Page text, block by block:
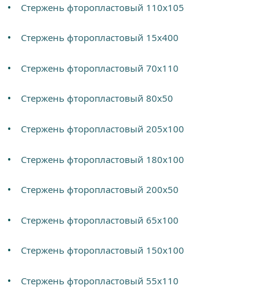
Стержень фторопластовый 110х105
Стержень фторопластовый 15х400
Стержень фторопластовый 70х110
Стержень фторопластовый 80х50
Стержень фторопластовый 205х100
Стержень фторопластовый 180х100
Стержень фторопластовый 200х50
Стержень фторопластовый 65х100
Стержень фторопластовый 150х100
Стержень фторопластовый 55х110